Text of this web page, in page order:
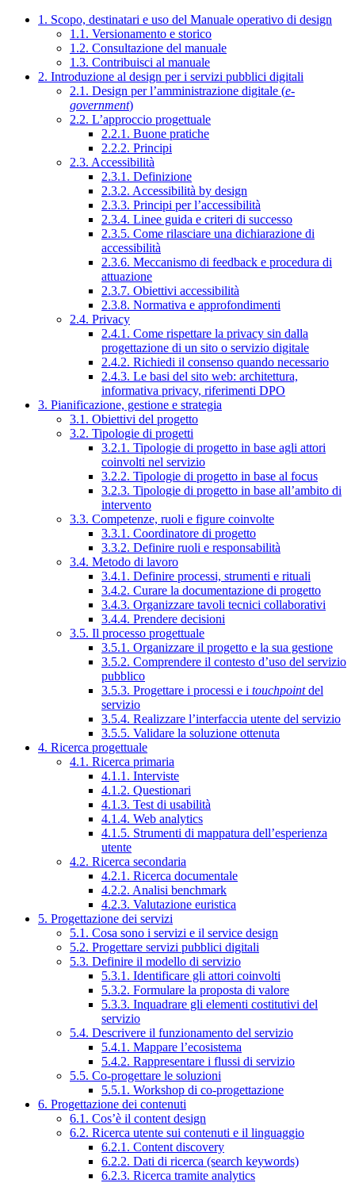
1. Scopo, destinatari e uso del Manuale operativo di design
1.1. Versionamento e storico
1.2. Consultazione del manuale
1.3. Contribuisci al manuale
2. Introduzione al design per i servizi pubblici digitali
2.1. Design per l’amministrazione digitale (e-
government)
2.2. L’approccio progettuale
2.2.1. Buone pratiche
2.2.2. Principi
2.3. Accessibilità
2.3.1. Definizione
2.3.2. Accessibilità by design
2.3.3. Principi per l’accessibilità
2.3.4. Linee guida e criteri di successo
2.3.5. Come rilasciare una dichiarazione di
accessibilità
2.3.6. Meccanismo di feedback e procedura di
attuazione
2.3.7. Obiettivi accessibilità
2.3.8. Normativa e approfondimenti
2.4. Privacy
2.4.1. Come rispettare la privacy sin dalla
progettazione di un sito o servizio digitale
2.4.2. Richiedi il consenso quando necessario
2.4.3. Le basi del sito web: architettura,
informativa privacy, riferimenti DPO
3. Pianificazione, gestione e strategia
3.1. Obiettivi del progetto
3.2. Tipologie di progetti
3.2.1. Tipologie di progetto in base agli attori
coinvolti nel servizio
3.2.2. Tipologie di progetto in base al focus
3.2.3. Tipologie di progetto in base all’ambito di
intervento
3.3. Competenze, ruoli e figure coinvolte
3.3.1. Coordinatore di progetto
3.3.2. Definire ruoli e responsabilità
3.4. Metodo di lavoro
3.4.1. Definire processi, strumenti e rituali
3.4.2. Curare la documentazione di progetto
3.4.3. Organizzare tavoli tecnici collaborativi
3.4.4. Prendere decisioni
3.5. Il processo progettuale
3.5.1. Organizzare il progetto e la sua gestione
3.5.2. Comprendere il contesto d’uso del servizio
pubblico
3.5.3. Progettare i processi e i touchpointdel
servizio
3.5.4. Realizzare l’interfaccia utente del servizio
3.5.5. Validare la soluzione ottenuta
4. Ricerca progettuale
4.1. Ricerca primaria
4.1.1. Interviste
4.1.2. Questionari
4.1.3. Test di usabilità
4.1.4. Web analytics
4.1.5. Strumenti di mappatura dell’esperienza
utente
4.2. Ricerca secondaria
4.2.1. Ricerca documentale
4.2.2. Analisi benchmark
4.2.3. Valutazione euristica
5. Progettazione dei servizi
5.1. Cosa sono i servizi e il service design
5.2. Progettare servizi pubblici digitali
5.3. Definire il modello di servizio
5.3.1. Identificare gli attori coinvolti
5.3.2. Formulare la proposta di valore
5.3.3. Inquadrare gli elementi costitutivi del
servizio
5.4. Descrivere il funzionamento del servizio
5.4.1. Mappare l’ecosistema
5.4.2. Rappresentare i flussi di servizio
5.5. Co-progettare le soluzioni
5.5.1. Workshop di co-progettazione
6. Progettazione dei contenuti
6.1. Cos’è il content design
6.2. Ricerca utente sui contenuti e il linguaggio
6.2.1. Content discovery
6.2.2. Dati di ricerca (search keywords)
6.2.3. Ricerca tramite analytics